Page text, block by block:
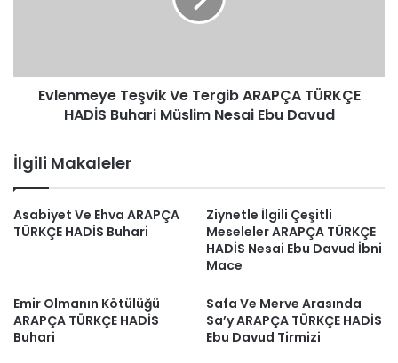
Müslim
NesaiEvlenmeye Teşvik Ve Tergib ARAPÇA TÜRKÇE
HADİS Buhari Müslim Nesai Ebu Davud
İlgili Makaleler
Asabiyet Ve Ehva ARAPÇA
TÜRKÇE HADİS Buhari
Ziynetle İlgili Çeşitli
Meseleler ARAPÇA TÜRKÇE
HADİS Nesai Ebu Davud İbni
Mace
Emir Olmanın Kötülüğü
ARAPÇA TÜRKÇE HADİS
Buhari
Safa Ve Merve Arasında
Sa’y ARAPÇA TÜRKÇE HADİS
Ebu Davud Tirmizi